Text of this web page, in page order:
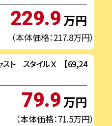
229.9万円
（本体価格：217.8万円）
ト スタイルＸ 【69,24
79.9万円
（本体価格：71.5万円）